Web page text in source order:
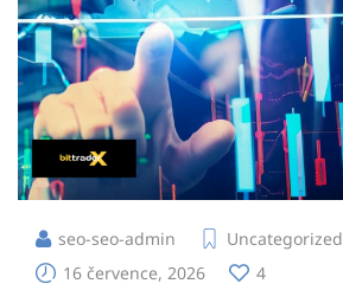
seo-seo-admin
Uncategorized
16 července, 2026
4